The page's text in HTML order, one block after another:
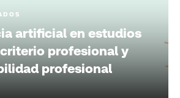
artificial en estudios
profesional y
profesional